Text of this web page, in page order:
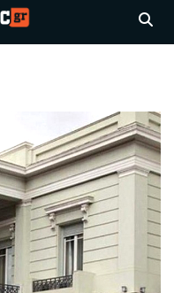
τη
Ελλάδα και